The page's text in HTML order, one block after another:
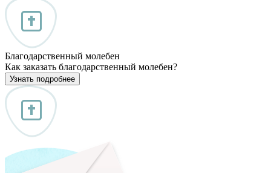
Благодарственный молебен
Как заказать благодарственный молебен?
Узнать подробнее